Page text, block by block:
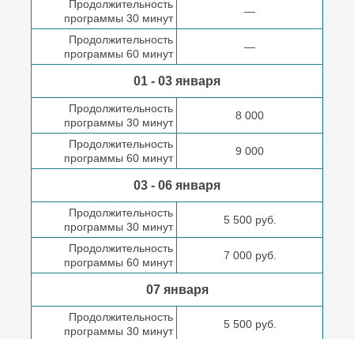
Продолжительность
программы 30 минут
—
Продолжительность
программы 60 минут
—
01 - 03 января
Продолжительность
программы 30 минут
8 000
Продолжительность
программы 60 минут
9 000
03 - 06 января
Продолжительность
программы 30 минут
5 500 руб.
Продолжительность
программы 60 минут
7 000 руб.
07 января
Продолжительность
программы 30 минут
5 500 руб.